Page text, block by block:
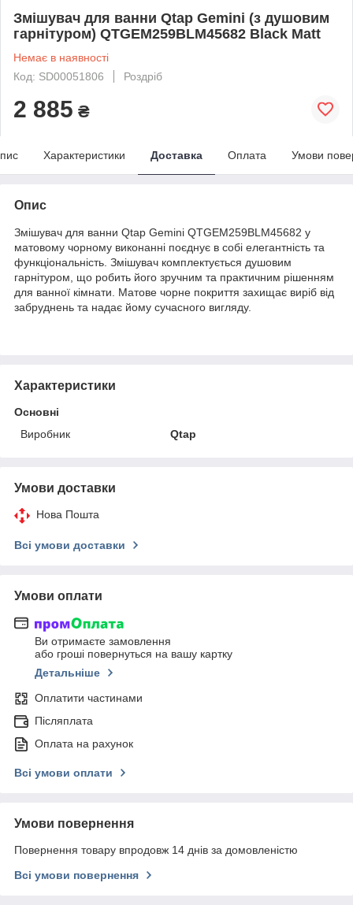
Змішувач для ванни Qtap Gemini (з душовим
гарнітуром) QTGEM259BLM45682 Black Matt
Немає в наявності
Код: SD00051806
Роздріб
2 885 ₴
Характеристики Доставка Оплата Умови
Опис
Змішувач для ванни Qtap Gemini QTGEM259BLM45682 у
матовому чорному виконанні поєднує в собі елегантність та
функціональність. Змішувач комплектується душовим
гарнітуром, що робить його зручним та практичним рішенням
для ванної кімнати. Матове чорне покриття захищає виріб від
забруднень та надає йому сучасного вигляду.
Характеристики
Основні
Виробник
Qtap
Умови доставки
Нова Пошта
Всі умови доставки
Умови оплати
Ви отримаєте замовлення
або гроші повернуться на вашу картку
Детальніше
Оплатити частинами
Післяплата
Оплата на рахунок
Всі умови оплати
Умови повернення
Повернення товару впродовж 14 днів за домовленістю
Всі умови повернення